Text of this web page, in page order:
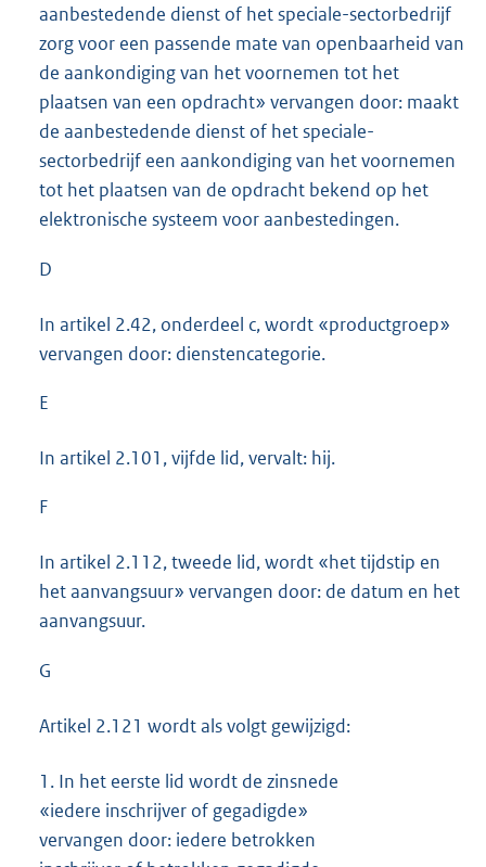
aanbestedende dienst of het speciale-sectorbedrijf
zorg voor een passende mate van openbaarheid van
de aankondiging van het voornemen tot het
plaatsen van een opdracht» vervangen door: maakt
de aanbestedende dienst of het speciale-
sectorbedrijf een aankondiging van het voornemen
tot het plaatsen van de opdracht bekend op het
elektronische systeem voor aanbestedingen.
D
In artikel 2.42, onderdeel c, wordt «productgroep»
vervangen door: dienstencategorie.
E
In artikel 2.101, vijfde lid, vervalt: hij.
F
In artikel 2.112, tweede lid, wordt «het tijdstip en
het aanvangsuur» vervangen door: de datum en het
aanvangsuur.
G
Artikel 2.121 wordt als volgt gewijzigd:
1. In het eerste lid wordt de zinsnede
«iedere inschrijver of gegadigde»
vervangen door: iedere betrokken